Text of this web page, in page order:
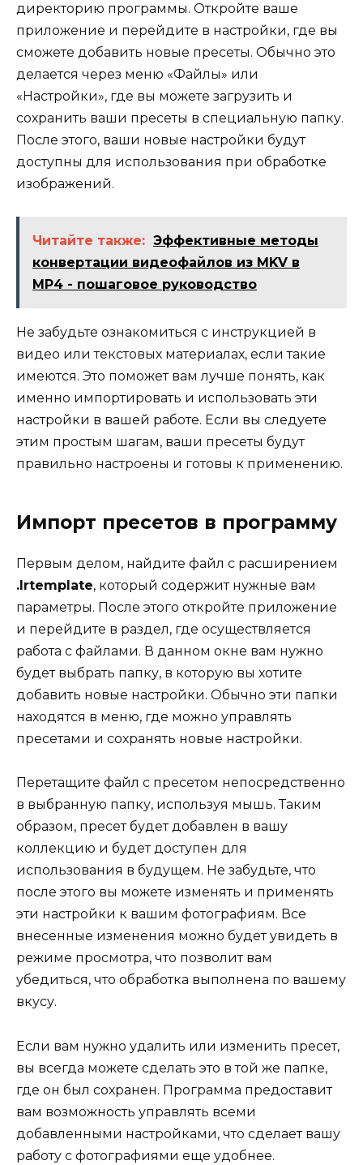
директорию программы. Откройте ваше
приложение и перейдите в настройки, где вы
сможете добавить новые пресеты. Обычно это
делается через меню «Файлы» или
«Настройки», где вы можете загрузить и
сохранить ваши пресеты в специальную папку.
После этого, ваши новые настройки будут
доступны для использования при обработке
изображений.
Читайте также: Эффективные методы
конвертации видеофайлов из MKV в
MP4 - пошаговое руководство
Не забудьте ознакомиться с инструкцией в
видео или текстовых материалах, если такие
имеются. Это поможет вам лучше понять, как
именно импортировать и использовать эти
настройки в вашей работе. Если вы следуете
этим простым шагам, ваши пресеты будут
правильно настроены и готовы к применению.
Импорт пресетов в программу
Первым делом, найдите файл с расширением
.lrtemplate, который содержит нужные вам
параметры. После этого откройте приложение
и перейдите в раздел, где осуществляется
работа с файлами. В данном окне вам нужно
будет выбрать папку, в которую вы хотите
добавить новые настройки. Обычно эти папки
находятся в меню, где можно управлять
пресетами и сохранять новые настройки.
Перетащите файл с пресетом непосредственно
в выбранную папку, используя мышь. Таким
образом, пресет будет добавлен в вашу
коллекцию и будет доступен для
использования в будущем. Не забудьте, что
после этого вы можете изменять и применять
эти настройки к вашим фотографиям. Все
внесенные изменения можно будет увидеть в
режиме просмотра, что позволит вам
убедиться, что обработка выполнена по вашему
вкусу.
Если вам нужно удалить или изменить пресет,
вы всегда можете сделать это в той же папке,
где он был сохранен. Программа предоставит
вам возможность управлять всеми
добавленными настройками, что сделает вашу
работу с фотографиями еще удобнее.